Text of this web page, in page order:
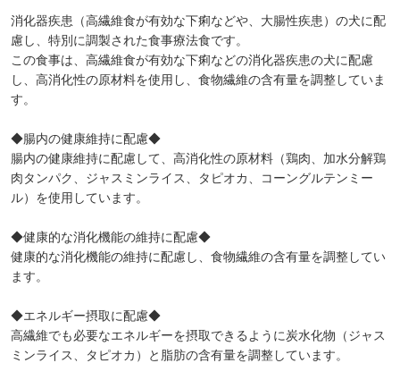
消化器疾患（高繊維食が有効な下痢などや、大腸性疾患）の犬に配
慮し、特別に調製された食事療法食です。
この食事は、高繊維食が有効な下痢などの消化器疾患の犬に配慮
し、高消化性の原材料を使用し、食物繊維の含有量を調整していま
す。
◆腸内の健康維持に配慮◆
腸内の健康維持に配慮して、高消化性の原材料（鶏肉、加水分解鶏
肉タンパク、ジャスミンライス、タピオカ、コーングルテンミー
ル）を使用しています。
◆健康的な消化機能の維持に配慮◆
健康的な消化機能の維持に配慮し、食物繊維の含有量を調整してい
ます。
◆エネルギー摂取に配慮◆
高繊維でも必要なエネルギーを摂取できるように炭水化物（ジャス
ミンライス、タピオカ）と脂肪の含有量を調整しています。